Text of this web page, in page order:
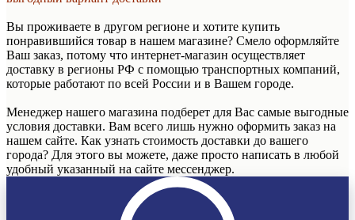
Вы проживаете в другом регионе и хотите купить
понравившийся товар в нашем магазине? Смело оформляйте
Ваш заказ, потому что интернет-магазин осуществляет
доставку в регионы РФ с помощью транспортных компаний,
которые работают по всей России и в Вашем городе.
Менеджер нашего магазина подберет для Вас самые выгодные
условия доставки. Вам всего лишь нужно оформить заказ на
нашем сайте. Как узнать стоимость доставки до вашего
города? Для этого вы можете, даже просто написать в любой
удобный указанный на сайте мессенджер.